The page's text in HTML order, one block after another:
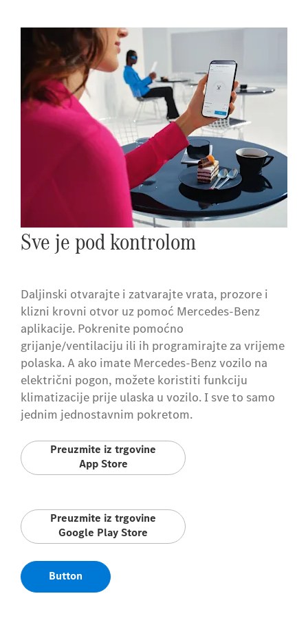
Sve je pod kontrolom
Daljinski otvarajte i zatvarajte vrata, prozore i
klizni krovni otvor uz pomoć Mercedes-Benz
aplikacije. Pokrenite pomoćno
grijanje/ventilaciju ili ih programirajte za vrijeme
polaska. A ako imate Mercedes-Benz vozilo na
električni pogon, možete koristiti funkciju
klimatizacije prije ulaska u vozilo. I sve to samo
jednim jednostavnim pokretom.
Preuzmite iz trgovine
App Store
Preuzmite iz trgovine
Google Play Store
Button